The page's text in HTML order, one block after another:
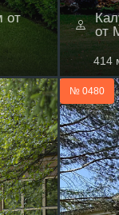
от
от
414
№ 0480